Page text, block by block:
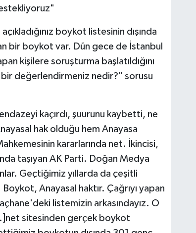
boykot listesinin dışında
bir boykot var. Dün gece de İstanbul
kişilere soruşturma başlatıldığını
değerlendirmeniz nedir?" sorusu
kaçırdı, şuurunu kaybetti, ne
hak olduğu hem Anayasa
kararlarında net. İkincisi,
taşıyan AK Parti. Doğan Medya
Geçtiğimiz yıllarda da çeşitli
Anayasal haktır. Çağrıyı yapan
listemizin arkasındayız. O
sitesinden gerçek boykot